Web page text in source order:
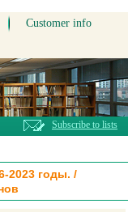
Customer info
Subscribe to lists
2023 годы. /